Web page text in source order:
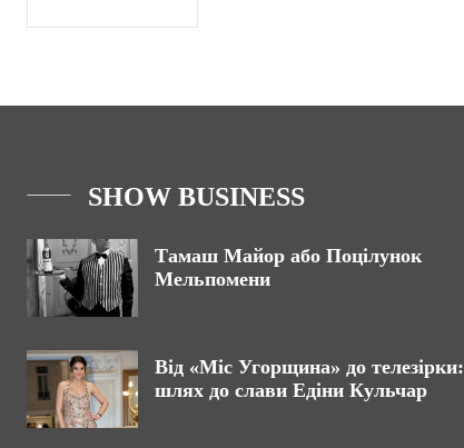
SHOW BUSINESS
Тамаш Майор або Поцілунок
Мельпомени
Від «Міс Угорщина» до телезірки:
шлях до слави Едіни Кульчар